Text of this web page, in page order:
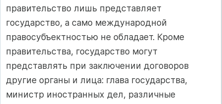
правительство лишь представляет
государство, а само международной
правосубъектностью не обладает. Кроме
правительства, государство могут
представлять при заключении договоров
другие органы и лица: глава государства,
министр иностранных дел, различные